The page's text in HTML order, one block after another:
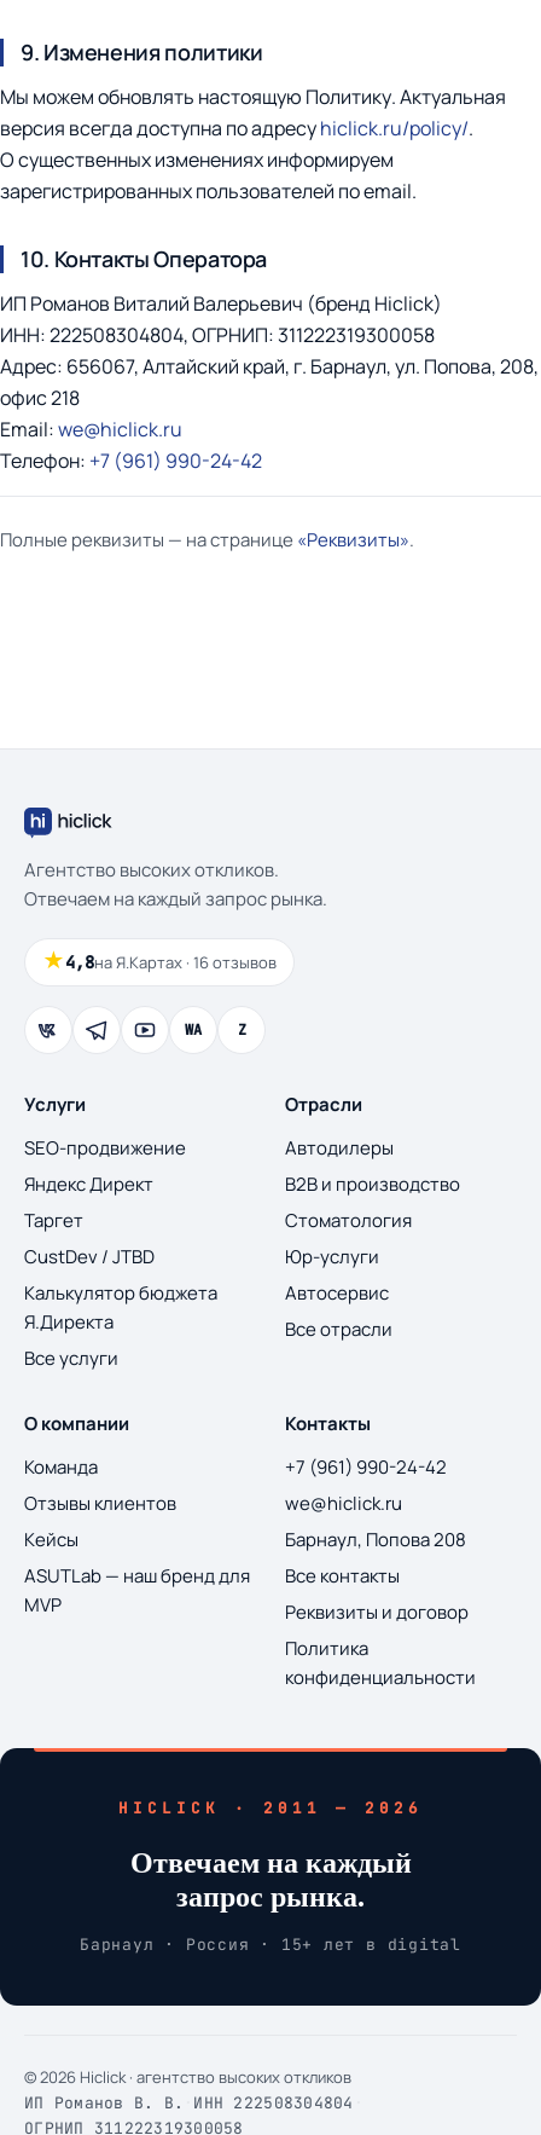
9. Изменения политики
Мы можем обновлять настоящую Политику. Актуальная
версия всегда доступна по адресуhiclick.ru/policy/.
О существенных изменениях информируем
зарегистрированных пользователей по email.
10. Контакты Оператора
ИП Романов Виталий Валерьевич (бренд Hiclick)
ИНН: 222508304804, ОГРНИП: 311222319300058
Адрес: 656067, Алтайский край, г. Барнаул, ул. Попова, 208,
офис 218
Email:we@hiclick.ru
Телефон: +7 (961) 990-24-42
Полные реквизиты — на странице «Реквизиты».
Агентство высоких откликов.
Отвечаем на каждый запрос рынка.
★4,8на Я.Картах · 16 отзывов
WA Z
Услуги
SEO-продвижение
Яндекс Директ
Таргет
CustDev / JTBD
Калькулятор бюджета
Я.Директа
Все услуги
Отрасли
Автодилеры
B2B и производство
Стоматология
Юр-услуги
Автосервис
Все отрасли
О компании
Команда
Отзывы клиентов
Кейсы
ASUTLab — наш бренд для
MVP
Контакты
+7 (961) 990-24-42
we@hiclick.ru
Барнаул, Попова 208
Все контакты
Реквизиты и договор
Политика
конфиденциальности
HICLICK · 2011 — 2026
Отвечаем на каждый
запрос рынка.
Барнаул · Россия · 15+ лет в digital
© 2026 Hiclick · агентство высоких откликов
ИП Романов В. В. ИНН 222508304804
ОГРНИП 311222319300058